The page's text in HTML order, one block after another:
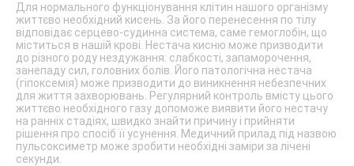
Для нормального функціонування клітин нашого організму
життєво необхідний кисень. За його перенесення по тілу
відповідає серцево-судинна система, саме гемоглобін, що
міститься в нашій крові. Нестача кисню може призводити
до різного роду нездужання: слабкості, запаморочення,
занепаду сил, головних болів. Його патологічна нестача
(гіпоксемія) може призводити до виникнення небезпечних
для життя захворювань. Регулярний контроль вмісту цього
життєво необхідного газу допоможе виявити його нестачу
на ранніх стадіях, швидко знайти причину і прийняти
рішення про спосіб її усунення. Медичний прилад під назвою
пульсоксиметр може зробити необхідні заміри за лічені
секунди.